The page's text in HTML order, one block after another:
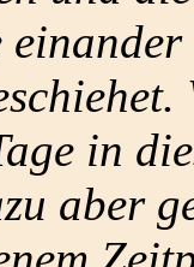
in
aber